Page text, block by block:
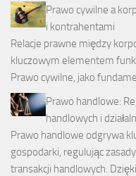
Prawo cywilne a
i kontrahentami
Relacje prawne między
kluczowym elementem
Prawo cywilne, jako
Prawo handlowe:
handlowych i
Prawo handlowe odgrywa
gospodarki, regulując
transakcji handlowych.